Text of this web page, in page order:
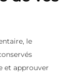
le
et approuver